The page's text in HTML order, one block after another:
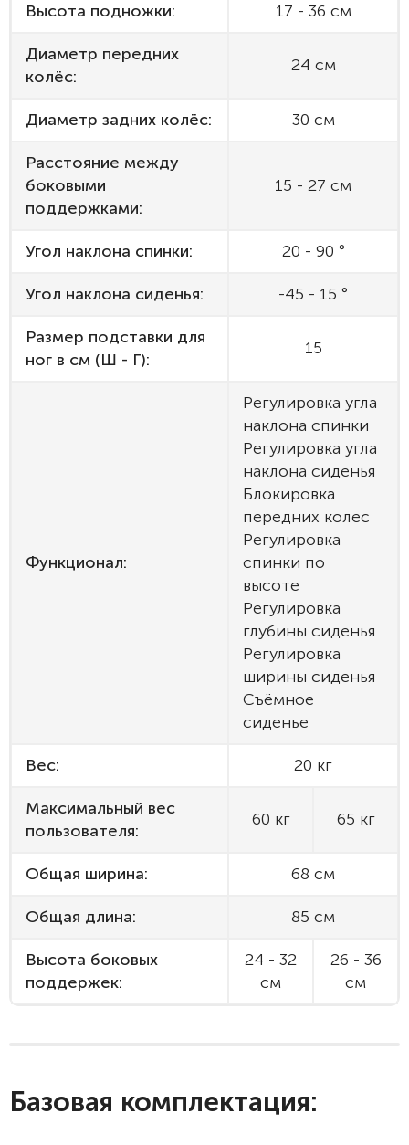
Высота подножки: 17 - 36 см
Диаметр передних
колёс:
24 см
Диаметр задних колёс: 30 см
Расстояние между
боковыми
поддержками:
15 - 27 см
Угол наклона спинки: 20 - 90 °
Угол наклона сиденья: -45 - 15 °
Размер подставки для
ног в см (Ш - Г):
15
Функционал:
Регулировка угла
наклона спинки
Регулировка угла
наклона сиденья
Блокировка
передних колес
Регулировка
спинки по
высоте
Регулировка
глубины сиденья
Регулировка
ширины сиденья
Съёмное
сиденье
Вес: 20 кг
Максимальный вес
пользователя:
60 кг 65 кг
Общая ширина: 68 см
Общая длина: 85 см
Высота боковых
поддержек:
24 - 32
см
26 - 36
см
Базовая комплектация: